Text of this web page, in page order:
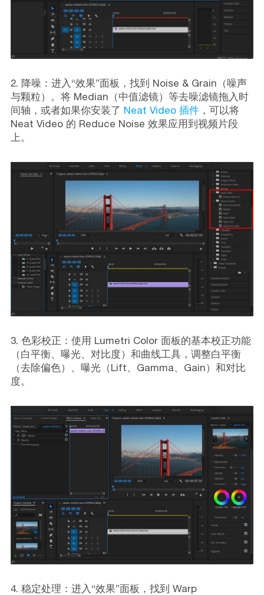
2. 降噪：进入“效果”面板，找到 Noise & Grain（噪声
与颗粒）。将 Median（中值滤镜）等去噪滤镜拖入时
间轴，或者如果你安装了 Neat Video 插件，可以将
Neat Video 的 Reduce Noise 效果应用到视频片段
上。
3. 色彩校正：使用 Lumetri Color 面板的基本校正功能
（白平衡、曝光、对比度）和曲线工具，调整白平衡
（去除偏色）、曝光（Lift、Gamma、Gain）和对比
度。
4. 稳定处理：进入“效果”面板，找到 Warp